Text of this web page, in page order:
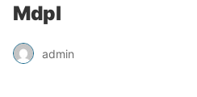
Mdpl
admin